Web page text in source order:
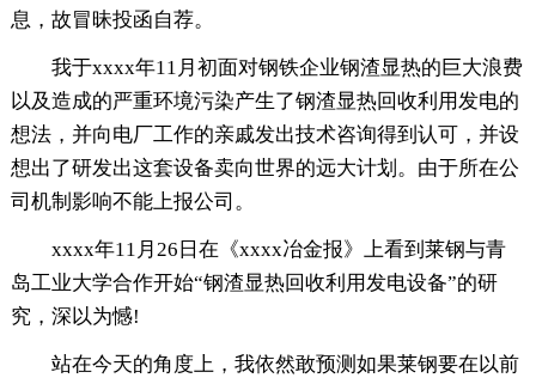
息，故冒昧投函自荐。
我于xxxx年11月初面对钢铁企业钢渣显热的巨大浪费
以及造成的严重环境污染产生了钢渣显热回收利用发电的
想法，并向电厂工作的亲戚发出技术咨询得到认可，并设
想出了研发出这套设备卖向世界的远大计划。由于所在公
司机制影响不能上报公司。
xxxx年11月26日在《xxxx冶金报》上看到莱钢与青
岛工业大学合作开始“钢渣显热回收利用发电设备”的研
究，深以为憾!
站在今天的角度上，我依然敢预测如果莱钢要在以前